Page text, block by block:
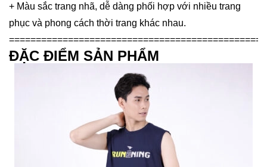
+ Màu sắc trang nhã, dễ dàng phối hợp với nhiều trang
phục và phong cách thời trang khác nhau.
ĐẶC ĐIỂM SẢN PHẨM